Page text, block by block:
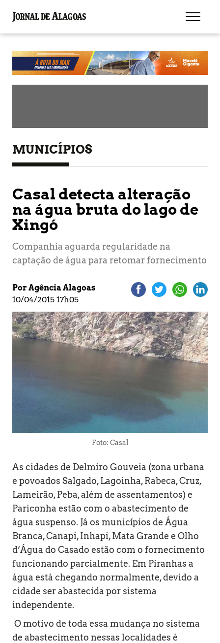
MUNICÍPIOS
Casal detecta alteração
na água bruta do lago de
Xingó
Companhia aguarda regularidade na
captação de água para retomar fornecimento
Por Agência Alagoas
10/04/2015 17h05
Foto: Casal
As cidades de Delmiro Gouveia (zona urbana
e povoados Salgado, Lagoinha, Rabeca, Cruz,
Lameirão, Peba, além de assentamentos) e
Pariconha estão com o abastecimento de
água suspenso. Já os municípios de Água
Branca, Canapi, Inhapi, Mata Grande e Olho
d’Água do Casado estão com o fornecimento
funcionando parcialmente. Em Piranhas a
água está chegando normalmente, devido a
cidade ser abastecida por sistema
independente.
O motivo de toda essa mudança no sistema
de abastecimento nessas localidades é